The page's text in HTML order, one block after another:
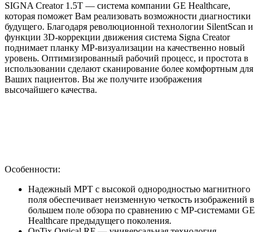
SIGNA Creator 1.5T — система компании GE Healthcare,
которая поможет Вам реализовать возможности диагностики
будущего. Благодаря революционной технологии SilentScan и
функции 3D-коррекции движения система Signa Creator
поднимает планку МР-визуализации на качественно новый
уровень. Оптимизированный рабочий процесс, и простота в
использовании сделают сканирование более комфортным для
Ваших пациентов. Вы же получите изображения
высочайшего качества.
Особенности:
Надежный МРТ с высокой однородностью магнитного
поля обеспечивает неизменную четкость изображений в
большем поле обзора по сравнению с МР-системами GE
Healthcare предыдущего поколения.